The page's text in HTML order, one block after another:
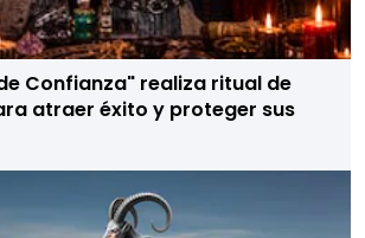
Confianza" realiza ritual de
atraer éxito y proteger sus